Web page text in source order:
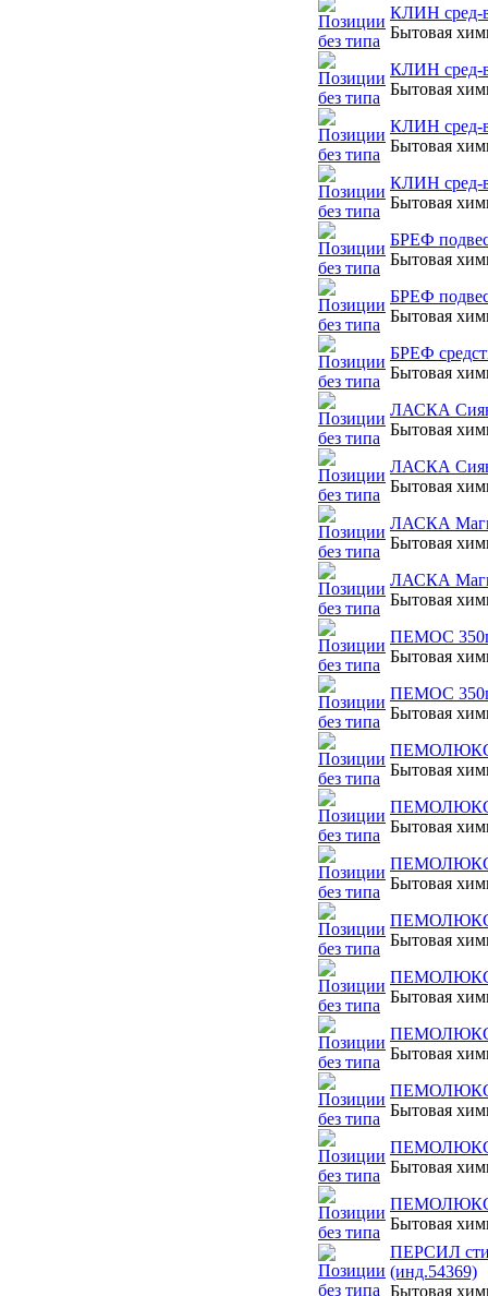
КЛИН сред-
Бытовая
КЛИН сред-
Бытовая
КЛИН сред-
Бытовая
КЛИН сред-
Бытовая
БРЕФ
Бытовая
БРЕФ
Бытовая
БРЕФ
Бытовая
ЛАСКА
Бытовая
ЛАСКА
Бытовая
ЛАСКА
Бытовая
ЛАСКА
Бытовая
ПЕМОС 350г
Бытовая
ПЕМОС 350г
Бытовая
ПЕМОЛЮКС
Бытовая
ПЕМОЛЮКС
Бытовая
ПЕМОЛЮКС
Бытовая
ПЕМОЛЮКС
Бытовая
ПЕМОЛЮКС
Бытовая
ПЕМОЛЮКС
Бытовая
ПЕМОЛЮКС
Бытовая
ПЕМОЛЮКС
Бытовая
ПЕМОЛЮКС
Бытовая
ПЕРСИЛ
(инд.54369)
Бытовая